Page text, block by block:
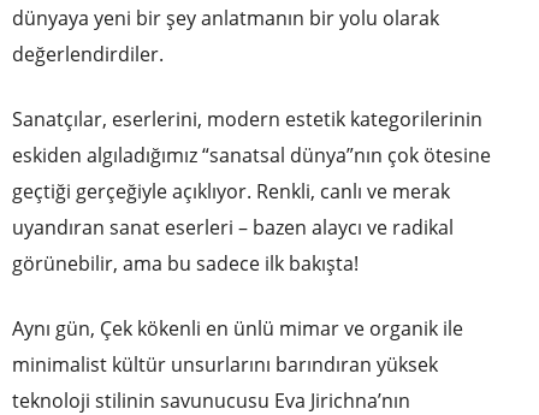
dünyaya yeni bir şey anlatmanın bir yolu olarak
değerlendirdiler.
Sanatçılar, eserlerini, modern estetik kategorilerinin
eskiden algıladığımız “sanatsal dünya”nın çok ötesine
geçtiği gerçeğiyle açıklıyor. Renkli, canlı ve merak
uyandıran sanat eserleri – bazen alaycı ve radikal
görünebilir, ama bu sadece ilk bakışta!
Aynı gün, Çek kökenli en ünlü mimar ve organik ile
minimalist kültür unsurlarını barındıran yüksek
teknoloji stilinin savunucusu Eva Jirichna’nın